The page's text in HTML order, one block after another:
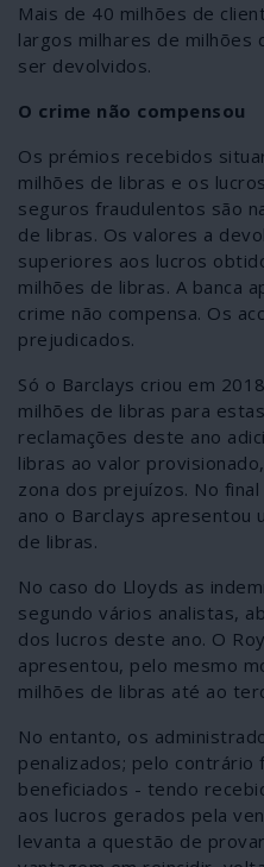
Mais de 40 milhões de
largos milhares de milhões
ser devolvidos.
O crime não compensou
Os prémios recebidos
milhões de libras e os
seguros fraudulentos são
de libras. Os valores a
superiores aos lucros
milhões de libras. A banca
crime não compensa. Os
prejudicados.
Só o Barclays criou em
milhões de libras para
reclamações deste ano
libras ao valor
zona dos prejuízos. No
ano o Barclays apresentou
de libras.
No caso do Lloyds as
segundo vários analistas,
dos lucros deste ano. O
apresentou, pelo mesmo
milhões de libras até ao
No entanto, os
penalizados; pelo contrário
beneficiados - tendo
aos lucros gerados pela
levanta a questão de